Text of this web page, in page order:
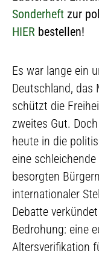
Sonderheft zur
HIER bestellen!
Es war lange ein
Deutschland, das
schützt die
zweites Gut.
heute in die
eine
besorgten
internationaler
Debatte
Bedrohung: eine
Altersverifikation